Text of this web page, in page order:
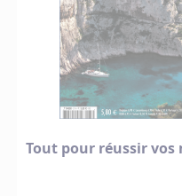
Tout pour réussir